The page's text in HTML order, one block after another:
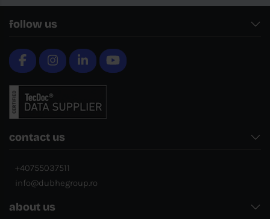
follow us
contact us
+40755037511
info@dubhegroup.ro
about us